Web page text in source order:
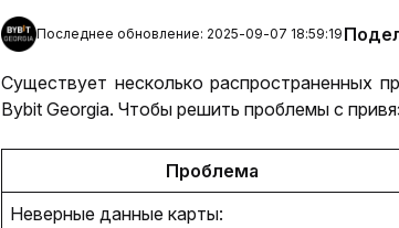
Последнее обновление: 2025-09-07 18:59:19
Существует несколько распространенных
Bybit Georgia. Чтобы решить проблемы с
Проблема
Неверные данные карты: